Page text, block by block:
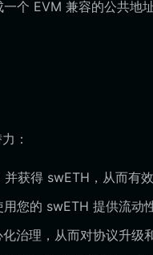
个 EVM 兼容的公共地
：
获得 swETH，从而有
您的 swETH 提供流动
治理，从而对协议升级